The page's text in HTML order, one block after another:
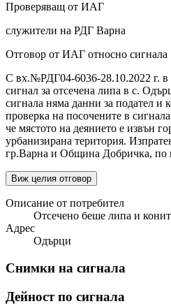
Проверяващ от ИАГ
служители на РДГ Варна
Отговор от ИАГ относно сигнала
С вх.№РДГ04-6036-28.10.2022 г.
сигнал за отсечена липа в с.
сигнала няма данни за подател и
проверка на посочените в
че мястото на деянието е извън
урбанизирана територия.
гр.Варна и Община Добричка, по
Виж целия отговор
Описание от потребител
Отсечено беше липа и
Адрес
Одърци
Снимки на сигнала
Дейност по сигнала